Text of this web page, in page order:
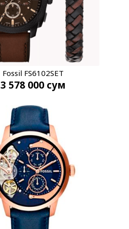
Fossil FS6102SET
3 578 000 сум